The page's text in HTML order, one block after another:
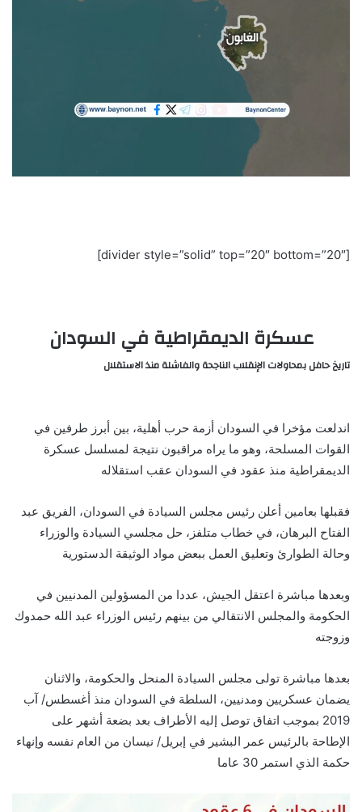
[divider style=”solid” top=”20″ bottom=”20″]
عسكرة الديمقراطية في السودان
تاريخ حافل بمحاولات الإنقلاب الناجحة والفاشلة منذ الاستقلال
اندلعت مؤخرا في السودان أزمة حرب أهلية، بين أبرز طرفين في
القوات المسلحة، وهو ما يراه مراقبون نتيجة لمسلسل عسكرة
الديمقراطية منذ عقود في السودان عقب استقلاله
فقبلها بعامين أعلن رئيس مجلس السيادة في السودان، الفريق عبد
الفتاح البرهان، في خطاب متلفز، حل مجلسي السيادة والوزراء
وحالة الطوارئ وتعليق العمل ببعض مواد الوثيقة الدستورية
وبعدها مباشرة اعتقل الجيش، عددا من المسؤولين المدنيين في
الحكومة والمجلس الانتقالي من بينهم رئيس الوزراء عبد الله حمدوك
وزوجته
بعدها مباشرة تولى مجلس السيادة المنحل والحكومة، والاثنان
يضمان عسكريين ومدنيين، السلطة في السودان منذ أغسطس/ آب
2019 بموجب اتفاق توصل إليه الأطراف بعد بضعة أشهر على
الإطاحة بالرئيس عمر البشير في إبريل/ نيسان من العام نفسه وإنهاء
حكمة الذي استمر 30 عاما